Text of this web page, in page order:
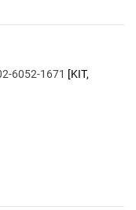
6052-1671 [KIT,